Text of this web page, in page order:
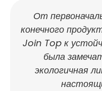
От
конечного
Join Top к
была
экологичная